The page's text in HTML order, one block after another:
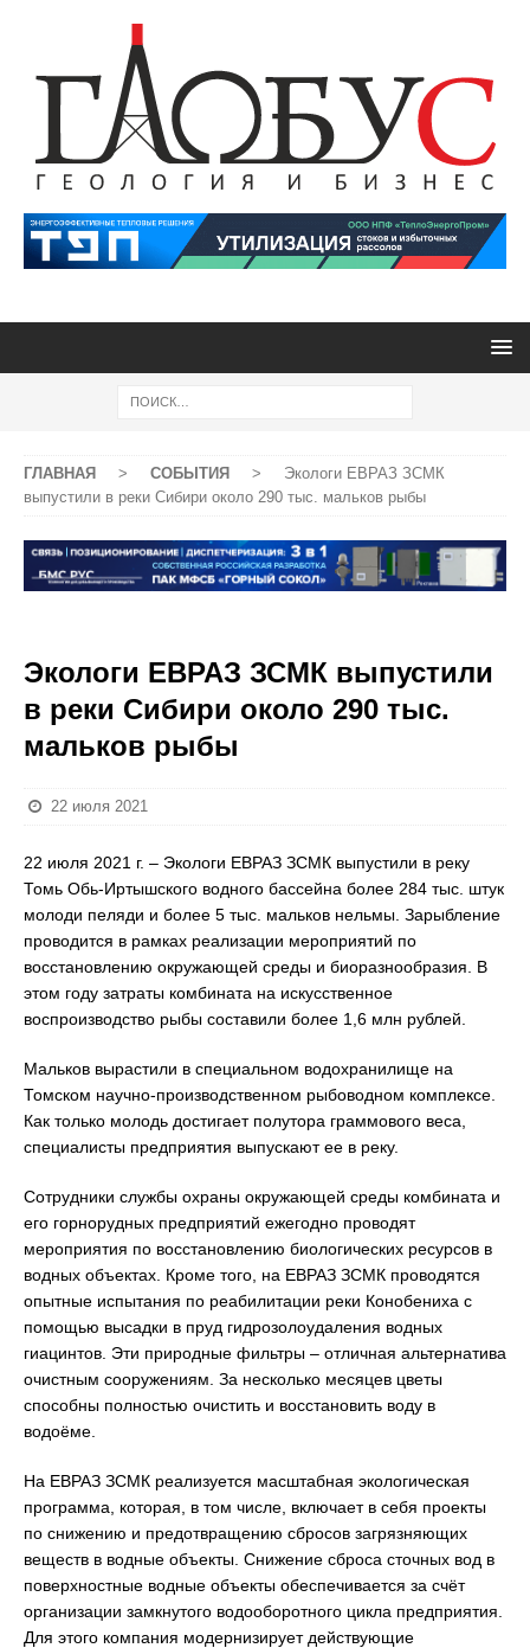
ГЛАВНАЯ > СОБЫТИЯ >
Экологи ЕВРАЗ ЗСМК
выпустили в реки Сибири около 290 тыс. мальков рыбы
Экологи ЕВРАЗ ЗСМК выпустили
в реки Сибири около 290 тыс.
мальков рыбы
22 июля 2021
22 июля 2021 г. – Экологи ЕВРАЗ ЗСМК выпустили в реку
Томь Обь-Иртышского водного бассейна более 284 тыс. штук
молоди пеляди и более 5 тыс. мальков нельмы. Зарыбление
проводится в рамках реализации мероприятий по
восстановлению окружающей среды и биоразнообразия. В
этом году затраты комбината на искусственное
воспроизводство рыбы составили более 1,6 млн рублей.
Мальков вырастили в специальном водохранилище на
Томском научно-производственном рыбоводном комплексе.
Как только молодь достигает полутора граммового веса,
специалисты предприятия выпускают ее в реку.
Сотрудники службы охраны окружающей среды комбината и
его горнорудных предприятий ежегодно проводят
мероприятия по восстановлению биологических ресурсов в
водных объектах. Кроме того, на ЕВРАЗ ЗСМК проводятся
опытные испытания по реабилитации реки Конобениха с
помощью высадки в пруд гидрозолоудаления водных
гиацинтов. Эти природные фильтры – отличная альтернатива
очистным сооружениям. За несколько месяцев цветы
способны полностью очистить и восстановить воду в
водоёме.
На ЕВРАЗ ЗСМК реализуется масштабная экологическая
программа, которая, в том числе, включает в себя проекты
по снижению и предотвращению сбросов загрязняющих
веществ в водные объекты. Снижение сброса сточных вод в
поверхностные водные объекты обеспечивается за счёт
организации замкнутого водооборотного цикла предприятия.
Для этого компания модернизирует действующие